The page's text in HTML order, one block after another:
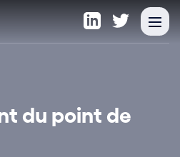
du point de